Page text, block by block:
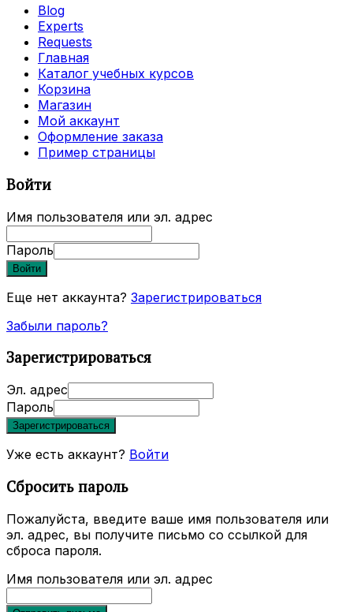
Blog
Experts
Requests
Главная
Каталог учебных курсов
Корзина
Магазин
Мой аккаунт
Оформление заказа
Пример страницы
Войти
Имя пользователя или эл. адрес
Пароль
Войти
Еще нет аккаунта? Зарегистрироваться
Забыли пароль?
Зарегистрироваться
Эл. адрес
Пароль
Зарегистрироваться
Уже есть аккаунт? Войти
Сбросить пароль
Пожалуйста, введите ваше имя пользователя или
эл. адрес, вы получите письмо со ссылкой для
сброса пароля.
Имя пользователя или эл. адрес